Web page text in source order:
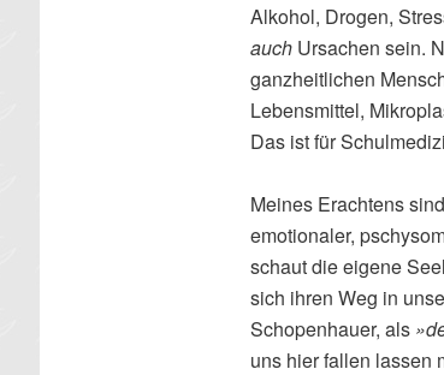
Alkohol, Drogen,
auchUrsachen sein.
ganzheitlichen
Lebensmittel,
Das ist für
Meines Erachtens
emotionaler,
schaut die eigene
sich ihren Weg in
Schopenhauer, als
uns hier fallen lassen